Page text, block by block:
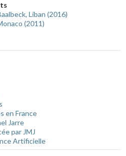
Liban (2016)
(2011)
en France
Jarre
par JMJ
Artificielle